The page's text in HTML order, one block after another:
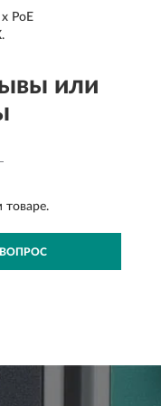
PoE
или
товаре.